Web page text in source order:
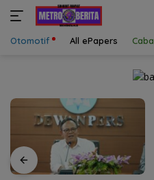
Otomotif All ePapers